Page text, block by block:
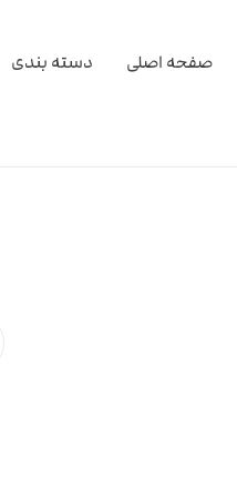
صفحه اصلی دسته بندی